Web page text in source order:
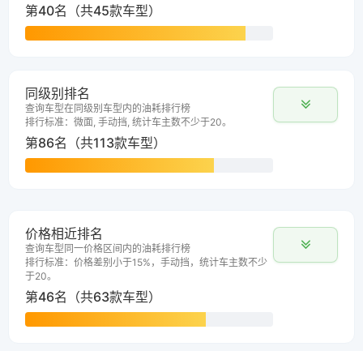
第40名（共45款车型）
同级别排名
查询车型在同级别车型内的油耗排行榜
排行标准：微面, 手动挡, 统计车主数不少于20。
第86名（共113款车型）
价格相近排名
查询车型同一价格区间内的油耗排行榜
排行标准：价格差别小于15%，手动挡，统计车主数不少
于20。
第46名（共63款车型）